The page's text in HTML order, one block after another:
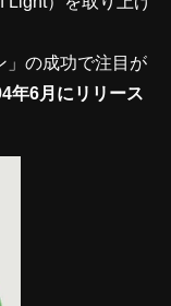
」の成功で注目が
年6月にリリース